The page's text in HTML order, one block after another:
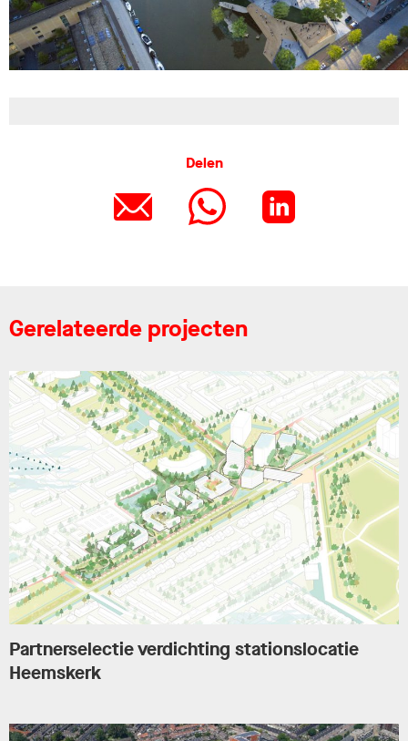
Delen
Gerelateerde projecten
Partnerselectie verdichting stationslocatie
Heemskerk